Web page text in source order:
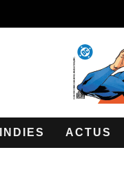
INDIES ACTUS